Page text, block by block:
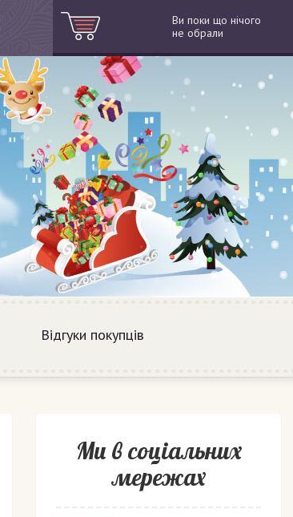
Ви поки що нічого
не обрали
Відгуки покупців
Ми в соціальних
мережах